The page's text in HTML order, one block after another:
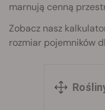
marnują cenną
Zobacz nasz
rozmiar pojemników